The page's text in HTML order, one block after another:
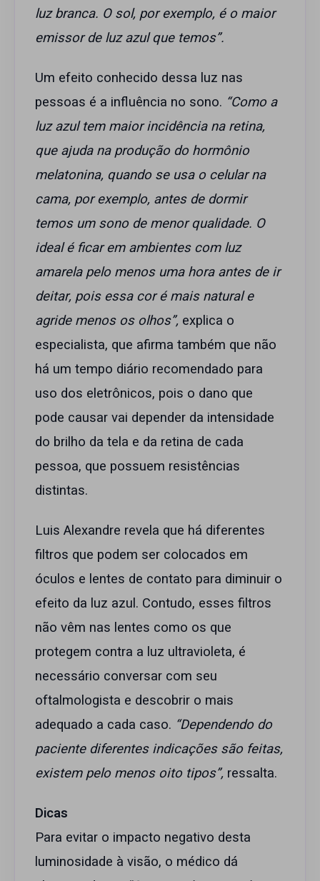
luz branca. O sol, por exemplo, é o maior
emissor de luz azul que temos”.
Um efeito conhecido dessa luz nas
pessoas é a influência no sono. “Como a
luz azul tem maior incidência na retina,
que ajuda na produção do hormônio
melatonina, quando se usa o celular na
cama, por exemplo, antes de dormir
temos um sono de menor qualidade. O
ideal é ficar em ambientes com luz
amarela pelo menos uma hora antes de ir
deitar, pois essa cor é mais natural e
agride menos os olhos”, explica o
especialista, que afirma também que não
há um tempo diário recomendado para
uso dos eletrônicos, pois o dano que
pode causar vai depender da intensidade
do brilho da tela e da retina de cada
pessoa, que possuem resistências
distintas.
Luis Alexandre revela que há diferentes
filtros que podem ser colocados em
óculos e lentes de contato para diminuir o
efeito da luz azul. Contudo, esses filtros
não vêm nas lentes como os que
protegem contra a luz ultravioleta, é
necessário conversar com seu
oftalmologista e descobrir o mais
adequado a cada caso. “Dependendo do
paciente diferentes indicações são feitas,
existem pelo menos oito tipos”, ressalta.
Dicas
Para evitar o impacto negativo desta
luminosidade à visão, o médico dá